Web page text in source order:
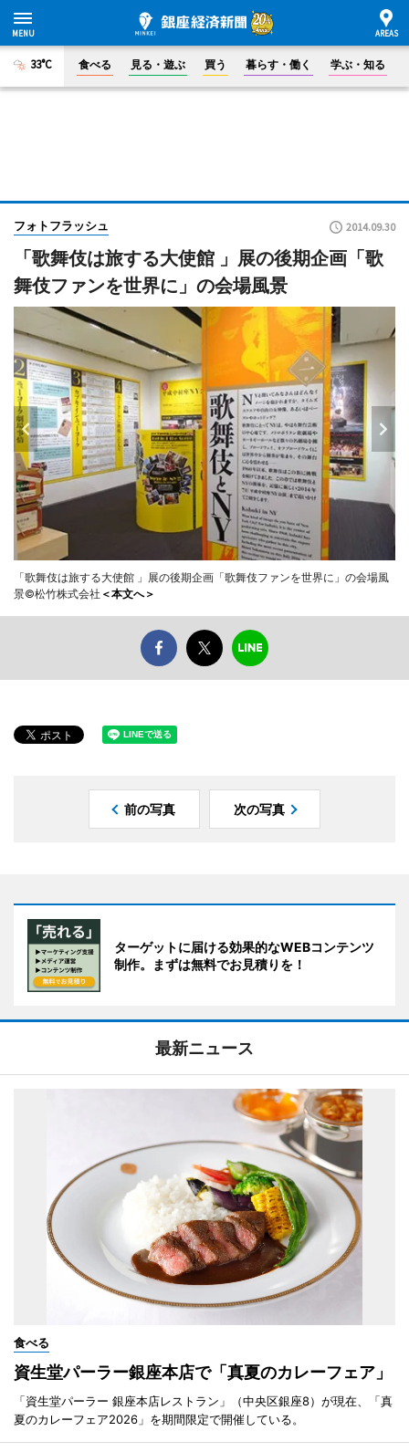
33°C 食べる 見る・遊ぶ 買う 暮らす・働く 学ぶ・知る
フォトフラッシュ 2014.09.30
「歌舞伎は旅する大使館 」展の後期企画「歌
舞伎ファンを世界に」の会場風景
「歌舞伎は旅する大使館 」展の後期企画「歌舞伎ファンを世界に」の会場風
景©松竹株式会社 ＜本文へ＞
前の写真 次の写真
ターゲットに届ける効果的なWEBコンテンツ
制作。まずは無料でお見積りを！
最新ニュース
食べる
資生堂パーラー銀座本店で「真夏のカレーフェア」
「資生堂パーラー 銀座本店レストラン」（中央区銀座8）が現在、「真
夏のカレーフェア2026」を期間限定で開催している。